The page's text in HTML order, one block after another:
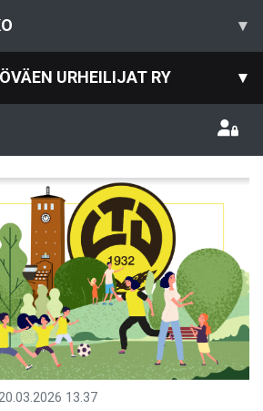
▾
URHEILIJAT RY ▾
13.37